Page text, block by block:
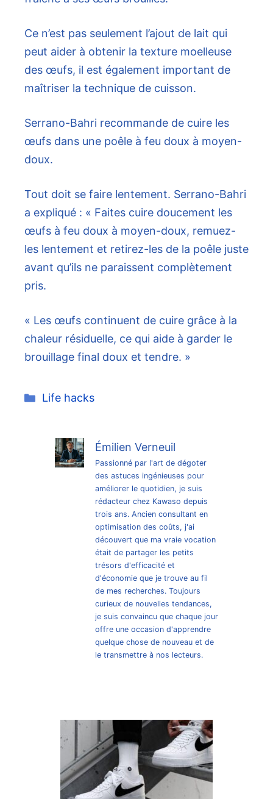
Ce n’est pas seulement l’ajout de lait qui
peut aider à obtenir la texture moelleuse
des œufs, il est également important de
maîtriser la technique de cuisson.
Serrano-Bahri recommande de cuire les
œufs dans une poêle à feu doux à moyen-
doux.
Tout doit se faire lentement. Serrano-Bahri
a expliqué : « Faites cuire doucement les
œufs à feu doux à moyen-doux, remuez-
les lentement et retirez-les de la poêle juste
avant qu’ils ne paraissent complètement
pris.
« Les œufs continuent de cuire grâce à la
chaleur résiduelle, ce qui aide à garder le
brouillage final doux et tendre. »
Catégories
Life hacks
Émilien Verneuil
Passionné par l'art de dégoter
des astuces ingénieuses pour
améliorer le quotidien, je suis
rédacteur chez Kawaso depuis
trois ans. Ancien consultant en
optimisation des coûts, j'ai
découvert que ma vraie vocation
était de partager les petits
trésors d'efficacité et
d'économie que je trouve au fil
de mes recherches. Toujours
curieux de nouvelles tendances,
je suis convaincu que chaque jour
offre une occasion d'apprendre
quelque chose de nouveau et de
le transmettre à nos lecteurs.